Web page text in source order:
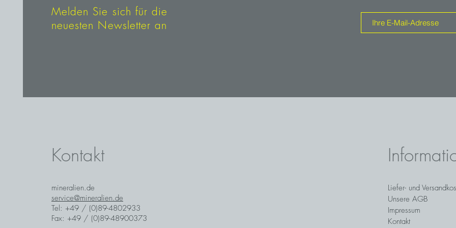
Melden Sie sich für die
neuesten Newsletter an
Kontakt
mineralien.de
service@mineralien.de
Tel: +49 / (0)89-4802933
Fax: +49 / (0)89-48900373
Liefer- und
Unsere AGB
Impressum
Kontakt